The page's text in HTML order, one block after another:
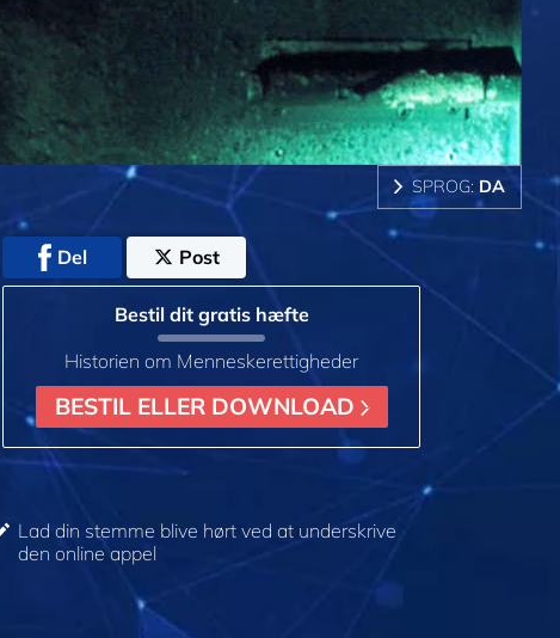
SPROG: DA
Del Post
Bestil dit gratis hæfte
Historien om Menneskerettigheder
BESTIL ELLER DOWNLOAD
Lad din stemme blive hørt ved at underskrive
den online appel